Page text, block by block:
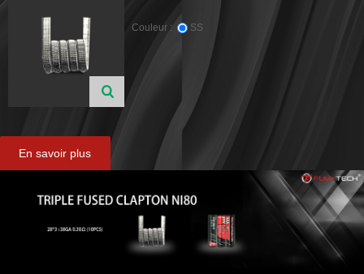
Couleur : SS
En savoir plus